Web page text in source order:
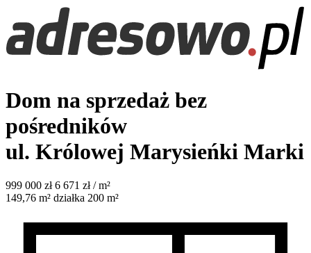
Dom na sprzedaż bez
pośredników
ul. Królowej Marysieńki Marki
999 000 zł 6 671 zł / m²
149,76 m² działka 200 m²